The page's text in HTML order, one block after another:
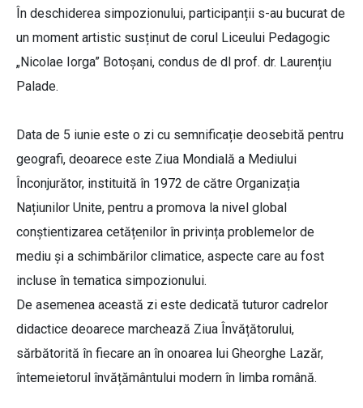
În deschiderea simpozionului, participanții s-au bucurat de
un moment artistic susținut de corul Liceului Pedagogic
„Nicolae Iorga” Botoșani, condus de dl prof. dr. Laurențiu
Palade.
Data de 5 iunie este o zi cu semnificație deosebită pentru
geografi, deoarece este Ziua Mondială a Mediului
Înconjurător, instituită în 1972 de către Organizația
Națiunilor Unite, pentru a promova la nivel global
conștientizarea cetățenilor în privința problemelor de
mediu și a schimbărilor climatice, aspecte care au fost
incluse în tematica simpozionului.
De asemenea această zi este dedicată tuturor cadrelor
didactice deoarece marchează Ziua Învățătorului,
sărbătorită în fiecare an în onoarea lui Gheorghe Lazăr,
întemeietorul învățământului modern în limba română.